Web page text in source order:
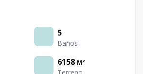
5
Baños
6158 M²